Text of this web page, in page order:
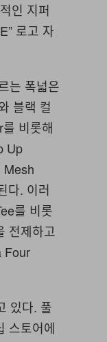
인 지퍼
로고 자
는 폭넓은
블랙 컬
비롯해
Up
Mesh
다. 이러
를 비롯
전제하고
Four
있다. 풀
스토어에